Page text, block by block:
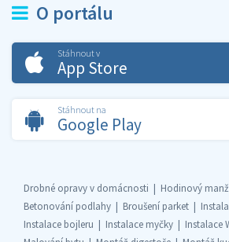
O portálu
Stáhnout v
App Store
Stáhnout na
Google Play
Drobné opravy v domácnosti
Hodinový
Betonování podlahy
Broušení parket
Instalace bojleru
Instalace myčky Instalace